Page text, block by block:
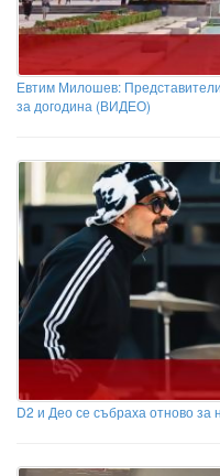
Евтим Милошев:
за догодина (ВИДЕО)
D2 и Део се събраха отново